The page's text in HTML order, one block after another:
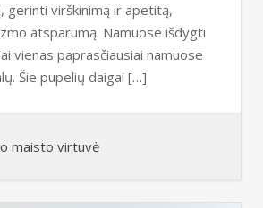
gerinti virškinimą ir apetitą,
atsparumą. Namuose išdygti
vienas paprasčiausiai namuose
Šie pupelių daigai […]
maisto virtuvė